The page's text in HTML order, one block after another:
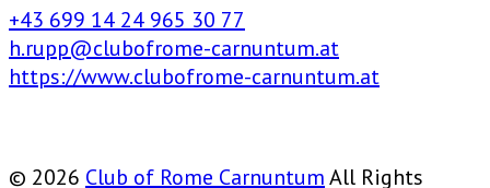
+43 699 14 24 965 30 77
h.rupp@clubofrome-carnuntum.at
https://www.clubofrome-carnuntum.at
© 2026 Club of Rome CarnuntumAll Rights